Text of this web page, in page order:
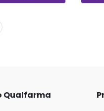
Qualfarma